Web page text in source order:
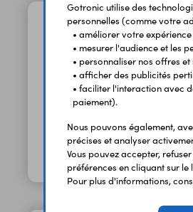
1080p -
Caméra
être
89,90
74,92 €
Gotronic utilise des
personnelles (comme votre
• améliorer votre
• mesurer l'audience et les
• personnaliser nos offres
• afficher des publicités
• faciliter l'interaction avec
paiement).
Nous pouvons également,
précises et analyser
Vous pouvez accepter,
préférences en cliquant sur le
Pour plus d'informations,